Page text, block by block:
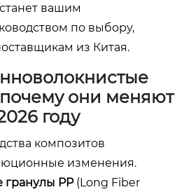
станет вашим
по выбору,
из Китая.
они меняют
году
композитов
изменения.
PP(Long Fiber